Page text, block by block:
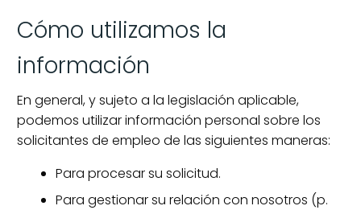
Cómo utilizamos la
información
En general, y sujeto a la legislación aplicable,
podemos utilizar información personal sobre los
solicitantes de empleo de las siguientes maneras:
Para procesar su solicitud.
Para gestionar su relación con nosotros (p.